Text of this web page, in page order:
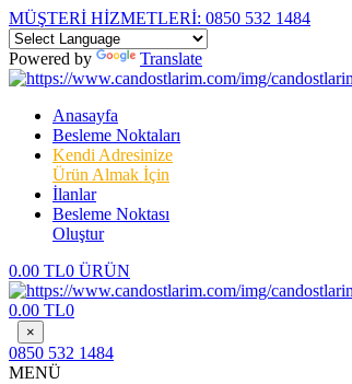
MÜŞTERİ HİZMETLERİ: 0850 532 1484
Powered by Translate
Anasayfa
Besleme Noktaları
Kendi Adresinize
Ürün Almak İçin
İlanlar
Besleme Noktası
Oluştur
0.00 TL0 ÜRÜN
0.00 TL0
×
0850 532 1484
MENÜ